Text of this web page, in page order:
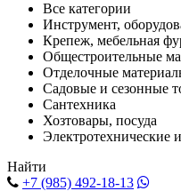
Все категории
Инструмент,
Крепеж, мебельная
Общестроительные
Отделочные
Садовые и сезонные
Сантехника
Хозтовары, посуда
Электротехнические
Найти
+7 (985) 492-18-13